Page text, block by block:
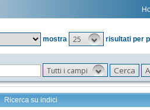
mostra
25 risultati per
Tutti i campi
Ricerca su indici